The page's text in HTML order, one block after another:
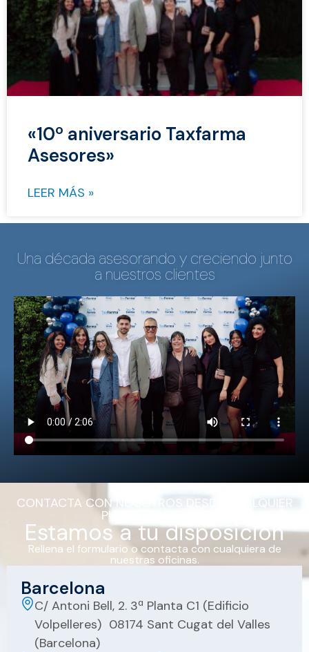
«10º aniversario Taxfarma
Asesores»
LEER MÁS »
Una década asesorando y creciendo junto
a nuestros clientes
CONTACTA CON NOSOTROS DESDE CUALQUIER
PUNTO DE ESPAÑA
Estamos a tu disposición
Rellena el formulario o contacta con cualquiera de
nuestras oficinas.
Barcelona
C/ Antoni Bell, 2. 3ª Planta C1 (Edificio
Volpelleres) 08174 Sant Cugat del Valles
(Barcelona)